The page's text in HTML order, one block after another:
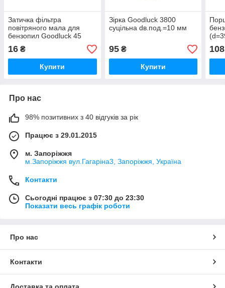
Затичка фільтра
повітряного мала для
бензопил Goodluck 45
16 ₴
Купити
Зірка Goodluck 3800
суцільна dв.под.=10 мм
95₴
Купити
108
Про нас
98% позитивних з 40 відгуків за рік
Працює з 29.01.2015
м. Запоріжжя
м.Запоріжжя вул.Гагаріна3, Запоріжжя, Україна
Контакти
Сьогодні працює з 07:30 до 23:30
Показати весь графік роботи
Про нас
Контакти